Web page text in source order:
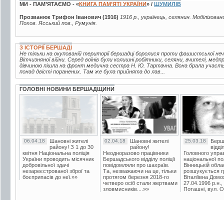
МИ - ПАМ’ЯТАЄМО - «КНИГА ПАМ’ЯТІ УКРАЇНИ» / ШУМИЛІВ
Прозванюк Трифон Іванович (1916) 1916 р., українець, селянин.
Похов. Ясський пов., Румунія.
З ІСТОРІЇ БЕРШАДІ
Не тільки на окупованій території бершадці боролися проти фашистської
Вітчизняної війни. Серед воїнів були колишні робітники, селяни, вчителі,
дівчиною пішла на фронт медична сестра Н. Ю. Тартачна. Вона брала
понад двісті поранених. Там же була прийнята до лав...
ГОЛОВНІ НОВИНИ БЕРШАДЩИНИ
06.04.18
Шановні жителі
району! З 1 до 30
квітня Національна поліція
України проводить місячник
добровільної здачі
незареєстрованої зброї та
боєприпасів до неї.»»
02.04.18
Шановні жителі
району!
Неодноразово працівники
Бершадського відділу поліції
повідомляли про шахраїв.
Та, незважаючи на це, тільки
протягом березня 2018-го
четверо осіб стали жертвами
зловмисників....»»
25.03.18
Головного
національної
Вінницькій
розшукується
Віталіївна
27.04.1996 р.н.,
Поташні, вул.